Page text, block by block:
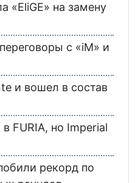
«EliGE» на замену
с «iM» и
и вошел в состав
в FURIA, но Imperial
рекорд по